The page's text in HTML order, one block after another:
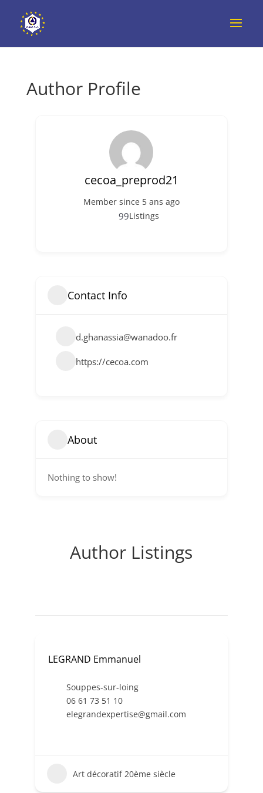
Author Profile
cecoa_preprod21
Member since 5 ans ago
99Listings
Contact Info
d.ghanassia@wanadoo.fr
https://cecoa.com
About
Nothing to show!
Author Listings
LEGRAND Emmanuel
Souppes-sur-loing
06 61 73 51 10
elegrandexpertise@gmail.com
Art décoratif 20ème siècle